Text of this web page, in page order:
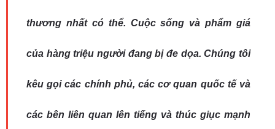
thương nhất có thể. Cuộc sống và phẩm giá
của hàng triệu người đang bị đe dọa. Chúng tôi
kêu gọi các chính phủ, các cơ quan quốc tế và
các bên liên quan lên tiếng và thúc giục mạnh